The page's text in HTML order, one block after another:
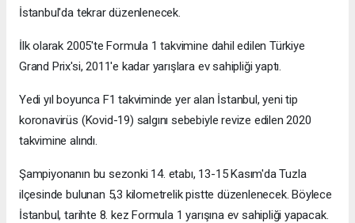
İstanbul'da tekrar düzenlenecek.
İlk olarak 2005'te Formula 1 takvimine dahil edilen Türkiye
Grand Prix'si, 2011'e kadar yarışlara ev sahipliği yaptı.
Yedi yıl boyunca F1 takviminde yer alan İstanbul, yeni tip
koronavirüs (Kovid-19) salgını sebebiyle revize edilen 2020
takvimine alındı.
Şampiyonanın bu sezonki 14. etabı, 13-15 Kasım'da Tuzla
ilçesinde bulunan 5,3 kilometrelik pistte düzenlenecek. Böylece
İstanbul, tarihte 8. kez Formula 1 yarışına ev sahipliği yapacak.